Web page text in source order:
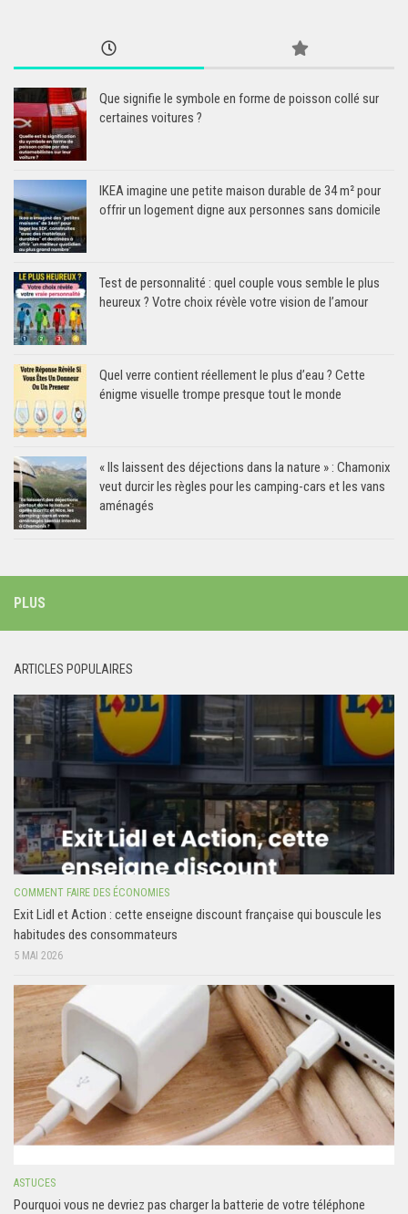
Que signifie le symbole en forme de poisson collé sur
certaines voitures ?
IKEA imagine une petite maison durable de 34 m² pour
offrir un logement digne aux personnes sans domicile
Test de personnalité : quel couple vous semble le plus
heureux ? Votre choix révèle votre vision de l’amour
Quel verre contient réellement le plus d’eau ? Cette
énigme visuelle trompe presque tout le monde
« Ils laissent des déjections dans la nature » : Chamonix
veut durcir les règles pour les camping-cars et les vans
aménagés
PLUS
ARTICLES POPULAIRES
COMMENT FAIRE DES ÉCONOMIES
Exit Lidl et Action : cette enseigne discount française qui bouscule les
habitudes des consommateurs
5 MAI 2026
ASTUCES
Pourquoi vous ne devriez pas charger la batterie de votre téléphone